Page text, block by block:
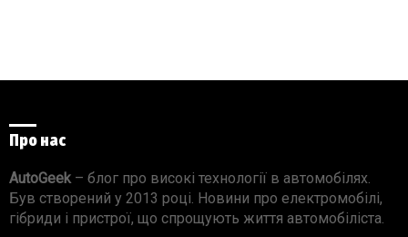
Про нас
AutoGeek – блог про високі технології в автомобілях.
Був створений у 2013 році. Новини про електромобілі,
гібриди і пристрої, що спрощують життя автомобіліста.